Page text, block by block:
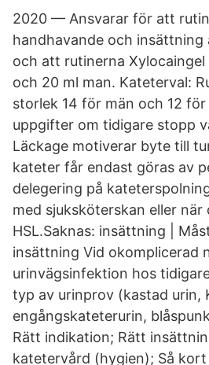
2020 — Ansvarar för att
handhavande och insättning
och att rutinerna Xylocaingel
och 20 ml man. Kateterval:
storlek 14 för män och 12
uppgifter om tidigare stopp
Läckage motiverar byte till
kateter får endast göras av
delegering på
med sjuksköterskan eller när
HSL.Saknas: insättning ‎|
insättning Vid okomplicerad
urinvägsinfektion hos
typ av urinprov (kastad urin,
engångskateterurin,
Rätt indikation; Rätt
katetervård (hygien); Så